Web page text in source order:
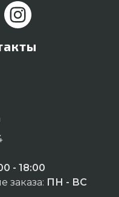
- 18:00
заказа: ПН - ВС